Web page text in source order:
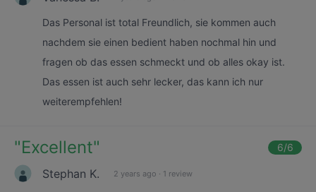
Das Personal ist total Freundlich, sie kommen auch
nachdem sie einen bedient haben nochmal hin und
fragen ob das essen schmeckt und ob alles okay ist.
Das essen ist auch sehr lecker, das kann ich nur
weiterempfehlen!
"Excellent" 6/6
Stephan K. 2 years ago · 1 review